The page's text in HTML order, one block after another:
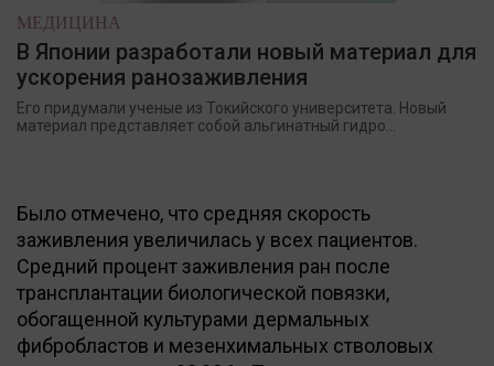
МЕДИЦИНА
В Японии разработали новый материал для
ускорения ранозаживления
Его придумали ученые из Токийского университета. Новый
материал представляет собой альгинатный гидро...
Было отмечено, что средняя скорость
заживления увеличилась у всех пациентов.
Средний процент заживления ран после
трансплантации биологической повязки,
обогащенной культурами дермальных
фибробластов и мезенхимальных стволовых